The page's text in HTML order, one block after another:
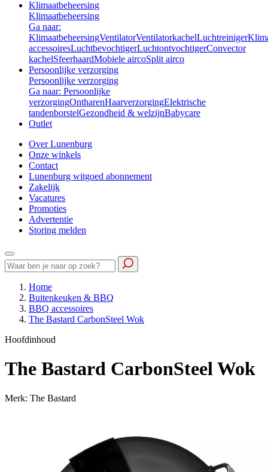
Klimaatbeheersing
Klimaatbeheersing
Ga naar:
KlimaatbeheersingVentilatorVentilatorkachelLuchtreiniger
accessoiresLuchtbevochtigerLuchtontvochtigerConvector
kachelSfeerhaardMobiele aircoSplit airco
Persoonlijke verzorging
Persoonlijke verzorging
Ga naar: Persoonlijke
verzorgingOntharenHaarverzorgingElektrische
tandenborstelGezondheid & welzijnBabycare
Outlet
Over Lunenburg
Onze winkels
Contact
Lunenburg witgoed abonnement
Zakelijk
Vacatures
Promoties
Advertentie
Storing melden
Home
Buitenkeuken & BBQ
BBQ accessoires
The Bastard CarbonSteel Wok
Hoofdinhoud
The Bastard CarbonSteel Wok
Merk: The Bastard